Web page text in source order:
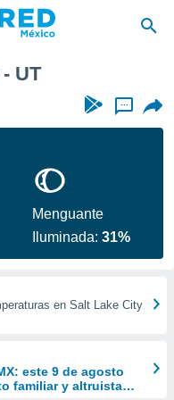
UT
...
Menguante
Iluminada:31%
en Salt Lake City
este 9 de agosto
familiar y altruista